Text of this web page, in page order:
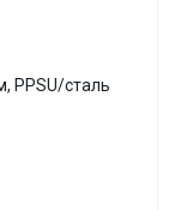
PPSU/сталь